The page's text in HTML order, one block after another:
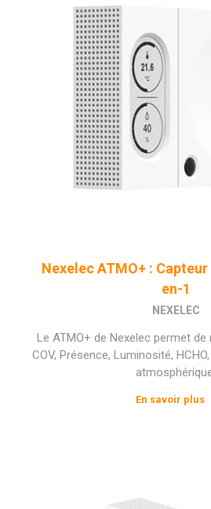
Nexelec ATMO+ :
en-1
NEXELEC
Le ATMO+ de Nexelec permet de
COV, Présence, Luminosité,
En savoir plus